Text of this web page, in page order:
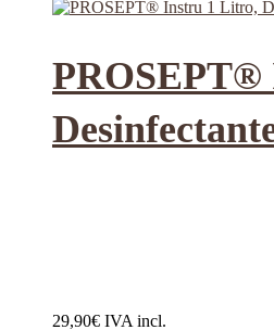
29,90€ IVA incl.